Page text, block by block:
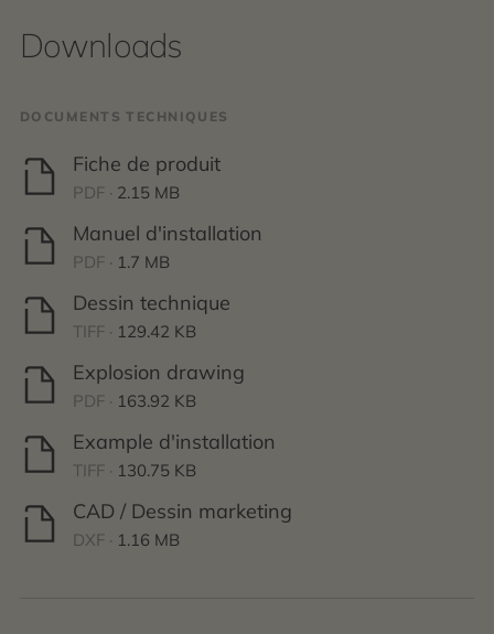
Downloads
DOCUMENTS TECHNIQUES
Fiche de produit
PDF · 2.15 MB
Manuel d'installation
PDF · 1.7 MB
Dessin technique
TIFF · 129.42 KB
Explosion drawing
PDF · 163.92 KB
Example d'installation
TIFF · 130.75 KB
CAD / Dessin marketing
DXF · 1.16 MB